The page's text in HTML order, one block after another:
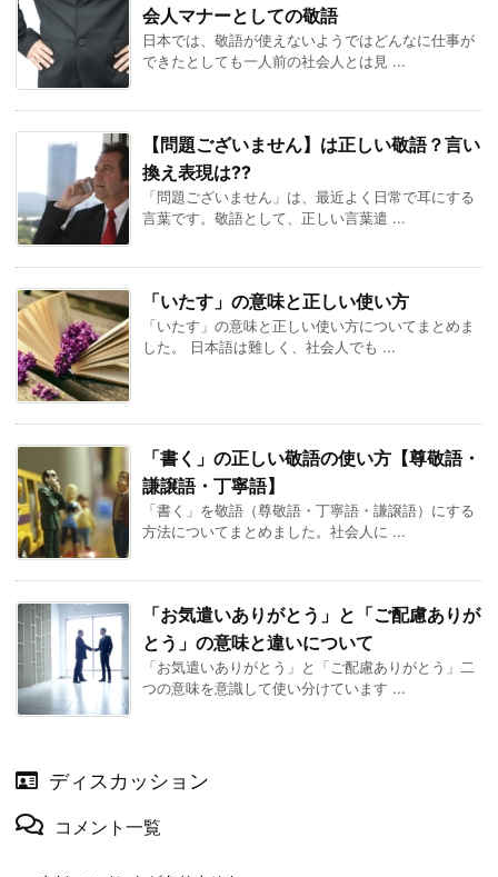
会人マナーとしての敬語
日本では、敬語が使えないようではどんなに仕事が
できたとしても一人前の社会人とは見 ...
【問題ございません】は正しい敬語？言い
換え表現は??
「問題ございません」は、最近よく日常で耳にする
言葉です。敬語として、正しい言葉遣 ...
「いたす」の意味と正しい使い方
「いたす」の意味と正しい使い方についてまとめま
した。 日本語は難しく、社会人でも ...
「書く」の正しい敬語の使い方【尊敬語・
謙譲語・丁寧語】
「書く」を敬語（尊敬語・丁寧語・謙譲語）にする
方法についてまとめました。社会人に ...
「お気遣いありがとう」と「ご配慮ありが
とう」の意味と違いについて
「お気遣いありがとう」と「ご配慮ありがとう」二
つの意味を意識して使い分けています ...
ディスカッション
コメント一覧